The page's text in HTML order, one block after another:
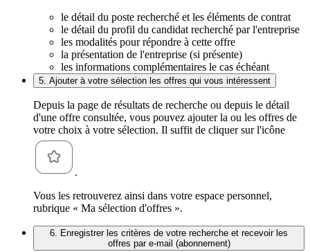
le détail du poste recherché et les éléments de contrat
le détail du profil du candidat recherché par l'entreprise
les modalités pour répondre à cette offre
la présentation de l'entreprise (si présente)
les informations complémentaires le cas échéant
5. Ajouter à votre sélection les offres qui vous intéressent
Depuis la page de résultats de recherche ou depuis le détail
d'une offre consultée, vous pouvez ajouter la ou les offres de
votre choix à votre sélection. Il suffit de cliquer sur l'icône
.
Vous les retrouverez ainsi dans votre espace personnel,
rubrique « Ma sélection d'offres ».
6. Enregistrer les critères de votre recherche et recevoir les
offres par e-mail (abonnement)